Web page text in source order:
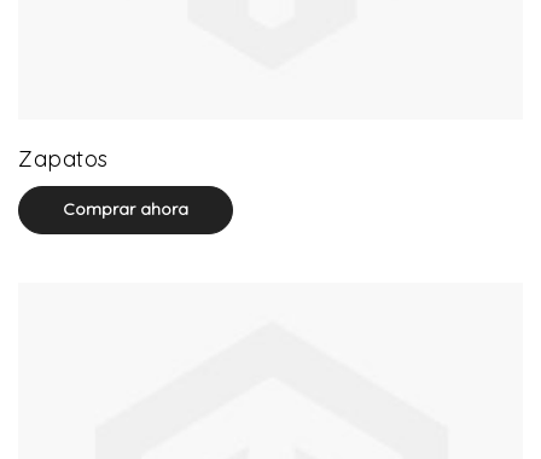
Zapatos
Comprar ahora